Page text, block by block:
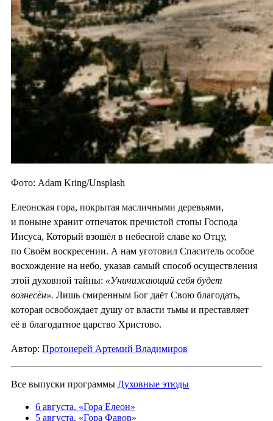
Фото: Adam Kring/Unsplash
Елеонская гора, покрытая масличными деревьями,
и поныне хранит отпечаток пречистой стопы Господа
Иисуса, Который взошёл в небесной славе ко Отцу,
по Своём воскресении. А нам уготовил Спаситель особое
восхождение на небо, указав самый способ осуществления
этой духовной тайны: «Уничижающий себя будет
вознесён». Лишь смиренным Бог даёт Свою благодать,
которая освобождает душу от власти тьмы и преставляет
её в благодатное царство Христово.
Автор: Протоиерей Артемий Владимиров
Все выпуски программы Духовные этюды
6 августа. «Гора Елеон»
5 августа. «Гора Фавор»